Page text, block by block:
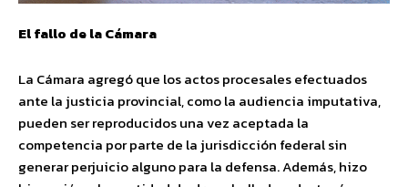
El fallo de la Cámara
La Cámara agregó que los actos procesales efectuados
ante la justicia provincial, como la audiencia imputativa,
pueden ser reproducidos una vez aceptada la
competencia por parte de la jurisdicción federal sin
generar perjuicio alguno para la defensa. Además, hizo